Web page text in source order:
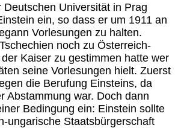
Deutschen Universität in Prag
ein, so dass er um 1911 an
Vorlesungen zu halten.
noch zu Österreich-
Kaiser zu gestimmen hatte wer
seine Vorlesungen hielt. Zuerst
die Berufung Einsteins, da
Abstammung war. Doch dann
Bedingung ein: Einstein sollte
ungarische Staatsbürgerschaft